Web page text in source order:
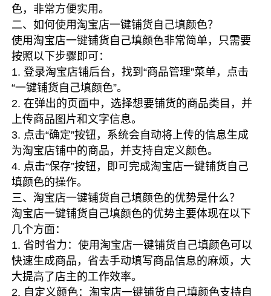
色，非常方便实用。
二、如何使用淘宝店一键铺货自己填颜色？
使用淘宝店一键铺货自己填颜色非常简单，只需要
按照以下步骤即可：
1. 登录淘宝店铺后台，找到“商品管理”菜单，点击
“一键铺货自己填颜色”。
2. 在弹出的页面中，选择想要铺货的商品类目，并
上传商品图片和文字信息。
3. 点击“确定”按钮，系统会自动将上传的信息生成
为淘宝店铺中的商品，并支持自定义颜色。
4. 点击“保存”按钮，即可完成淘宝店一键铺货自己
填颜色的操作。
三、淘宝店一键铺货自己填颜色的优势是什么？
淘宝店一键铺货自己填颜色的优势主要体现在以下
几个方面：
1. 省时省力：使用淘宝店一键铺货自己填颜色可以
快速生成商品，省去手动填写商品信息的麻烦，大
大提高了店主的工作效率。
2. 自定义颜色：淘宝店一键铺货自己填颜色支持自